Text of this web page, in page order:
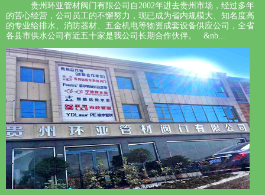
贵州环亚管材阀门有限公司自2002年进去贵州市场，经过多年
的苦心经营，公司员工的不懈努力，现已成为省内规模大、知名度高
的专业给排水、消防器材、五金机电等物资成套设备供应公司，全省
各县市供水公司有近五十家是我公司长期合作伙伴。 &nb...